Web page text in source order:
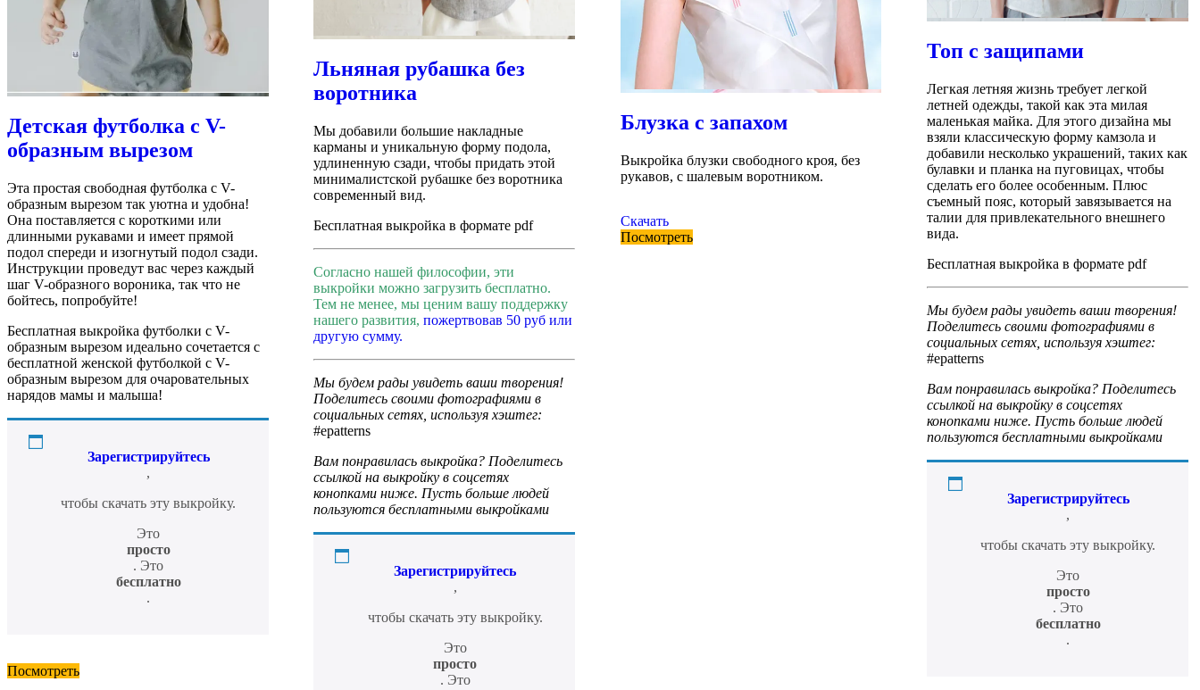
Детская футболка с V-
образным вырезом
Эта простая свободная футболка с V-
образным вырезом так уютна и удобна!
Она поставляется с короткими или
длинными рукавами и имеет прямой
подол спереди и изогнутый подол сзади.
Инструкции проведут вас через каждый
шаг V-образного вороника, так что не
бойтесь, попробуйте!
Бесплатная выкройка футболки с V-
образным вырезом идеально сочетается с
бесплатной женской футболкой с V-
образным вырезом для очаровательных
нарядов мамы и малыша!
Зарегистрируйтесь
,
чтобы скачать эту выкройку.
Это
просто
. Это
бесплатно
.
Посмотреть
Льняная рубашка без
воротника
Мы добавили большие накладные
карманы и уникальную форму подола,
удлиненную сзади, чтобы придать этой
минималистской рубашке без воротника
современный вид.
Бесплатная выкройка в формате pdf
Согласно нашей философии, эти
выкройки можно загрузить бесплатно.
Тем не менее, мы ценим вашу поддержку
нашего развития,пожертвовав 50 руб или
другую сумму.
Мы будем рады увидеть ваши творения!
Поделитесь своими фотографиями в
социальных сетях, используя хэштег:
#epatterns
Вам понравилась выкройка? Поделитесь
ссылкой на выкройку в соцсетях
конопками ниже. Пусть больше людей
пользуются бесплатными выкройками
Зарегистрируйтесь
,
чтобы скачать эту выкройку.
Это
просто
. Это
Блузка с запахом
Выкройка блузки свободного кроя, без
рукавов, с шалевым воротником.
Скачать
Посмотреть
Топ с защипами
Легкая летняя жизнь требует легкой
летней одежды, такой как эта милая
маленькая майка. Для этого дизайна мы
взяли классическую форму камзола и
добавили несколько украшений, таких как
булавки и планка на пуговицах, чтобы
сделать его более особенным. Плюс
съемный пояс, который завязывается на
талии для привлекательного внешнего
вида.
Бесплатная выкройка в формате pdf
Мы будем рады увидеть ваши творения!
Поделитесь своими фотографиями в
социальных сетях, используя хэштег:
#epatterns
Вам понравилась выкройка? Поделитесь
ссылкой на выкройку в соцсетях
конопками ниже. Пусть больше людей
пользуются бесплатными выкройками
Зарегистрируйтесь
,
чтобы скачать эту выкройку.
Это
просто
. Это
бесплатно
.